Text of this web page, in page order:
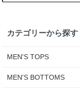
カテゴリーから探す
MEN'S TOPS
MEN'S BOTTOMS